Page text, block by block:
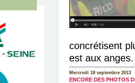
concrétisent
est aux
Mercredi 18 septembre 2013
ENCORE DES PHOTOS